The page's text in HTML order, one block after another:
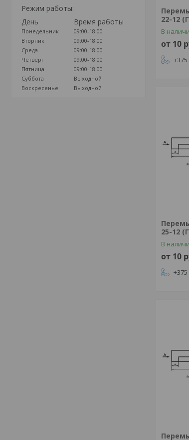
Режим работы:
День
Время работы
Понедельник
09:00-18:00
Вторник
09:00-18:00
Среда
09:00-18:00
Четверг
09:00-18:00
Пятница
09:00-18:00
Суббота
Выходной
Воскресенье
Выходной
22-12
В
от 10
+375
25-12
В
от 10
+375